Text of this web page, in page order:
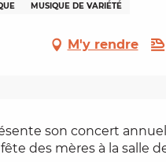
MUSIQUE DE VARIÉTÉ
M'y rendre
son concert
des mères à la salle